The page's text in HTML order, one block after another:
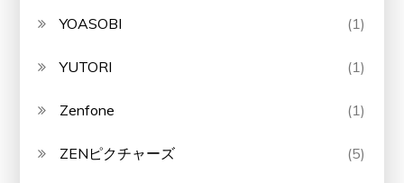
YOASOBI (1)
YUTORI (1)
Zenfone (1)
ZENピクチャーズ (5)